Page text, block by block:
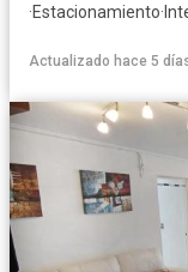
·Estacionamiento·
Actualizado hace 5